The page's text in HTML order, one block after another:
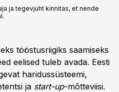
ja tegevjuht kinnitas, et nende
tööstusriigiks saamiseks
eelised tuleb avada. Eesti
haridussüsteemi,
ja start-up-mõtteviisi.